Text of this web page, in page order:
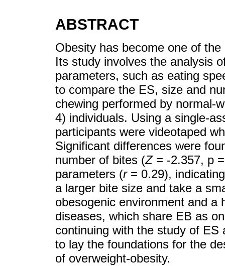
ABSTRACT
Obesity has become one of
Its study involves the analysis
parameters, such as eating
to compare the ES, size and
chewing performed by normal-
4) individuals. Using a single-
participants were videotaped
Significant differences were
number of bites (Z= -2.357, p
parameters (r= 0.29),
a larger bite size and take a
obesogenic environment and a
diseases, which share EB as
continuing with the study of ES
to lay the foundations for the
of overweight-obesity.